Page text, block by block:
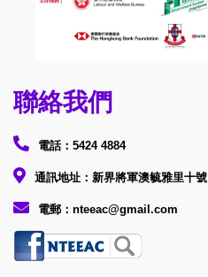
聯絡我們
電話：5424 4884
通訊地址：新界將軍澳毓雅里十號
電郵：nteeac@gmail.com